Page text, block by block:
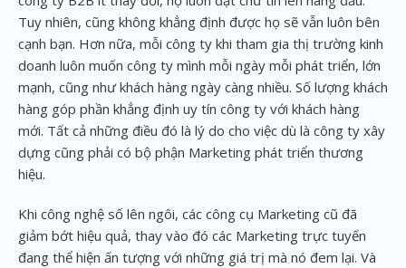
Tuy nhiên, cũng không khẳng định được họ sẽ vẫn luôn bên
cạnh bạn. Hơn nữa, mỗi công ty khi tham gia thị trường kinh
doanh luôn muốn công ty mình mỗi ngày mỗi phát triển, lớn
mạnh, cũng như khách hàng ngày càng nhiều. Số lượng khách
hàng góp phần khẳng định uy tín công ty với khách hàng
mới. Tất cả những điều đó là lý do cho việc dù là công ty xây
dựng cũng phải có bộ phận Marketing phát triển thương
hiệu.
Khi công nghệ số lên ngôi, các công cụ Marketing cũ đã
giảm bớt hiệu quả, thay vào đó các Marketing trực tuyến
đang thể hiện ấn tượng với những giá trị mà nó đem lại. Và